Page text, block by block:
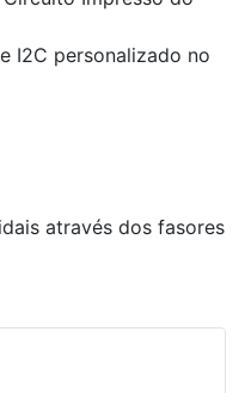
I2C personalizado no
através dos fasores